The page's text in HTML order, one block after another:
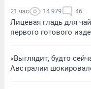
21 час 14 979 46
Лицевая гладь для
первого готового
«Выглядит, будто
Австралии